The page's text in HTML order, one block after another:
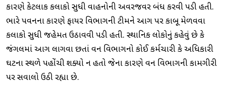
કારણે કેટલાક કલાકો સુધી વાહનોની અવરજવર બંધ કરવી પડી હતી.
ભારે પવનના કારણે ફાયર વિભાગની ટીમને આગ પર કાબૂ મેળવવા
કલાકો સુધી જહેમત ઉઠાવવી પડી હતી. સ્થાનિક લોકોનું કહેવું છે કે
જંગલમાં આગ લાગવા છતાં વન વિભાગનો કોઈ કર્મચારી કે અધિકારી
ઘટના સ્થળે પહોંચી શક્યો ન હતો જેના કારણે વન વિભાગની કામગીરી
પર સવાલો ઉઠી રહ્યા છે.